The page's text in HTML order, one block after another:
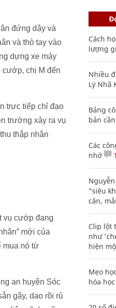
đứng dậy và
và thò tay vào
dựng xe máy
cướp, chị M đến
trực tiếp chỉ đạo
trường xảy ra vụ
thập nhân
vụ cướp đang
mới của
mua nó từ
an huyện Sóc
gậy, dao rồi rủ
Cách
lượng
Nhiều
Lý Nhã
Bảng
bản
Các
nhớ
"siêu
cân,
Clip lột
như
hiện
Mẹo
hóa